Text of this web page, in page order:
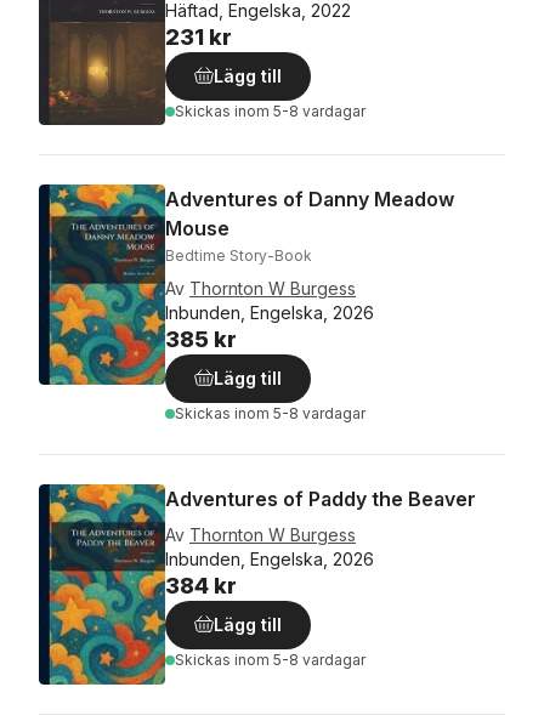
Häftad, Engelska, 2022
231 kr
Lägg till
Skickas inom 5-8 vardagar
Adventures of Danny Meadow
Mouse
Bedtime Story-Book
Av Thornton W Burgess
Inbunden, Engelska, 2026
385 kr
Lägg till
Skickas inom 5-8 vardagar
Adventures of Paddy the Beaver
Av Thornton W Burgess
Inbunden, Engelska, 2026
384 kr
Lägg till
Skickas inom 5-8 vardagar